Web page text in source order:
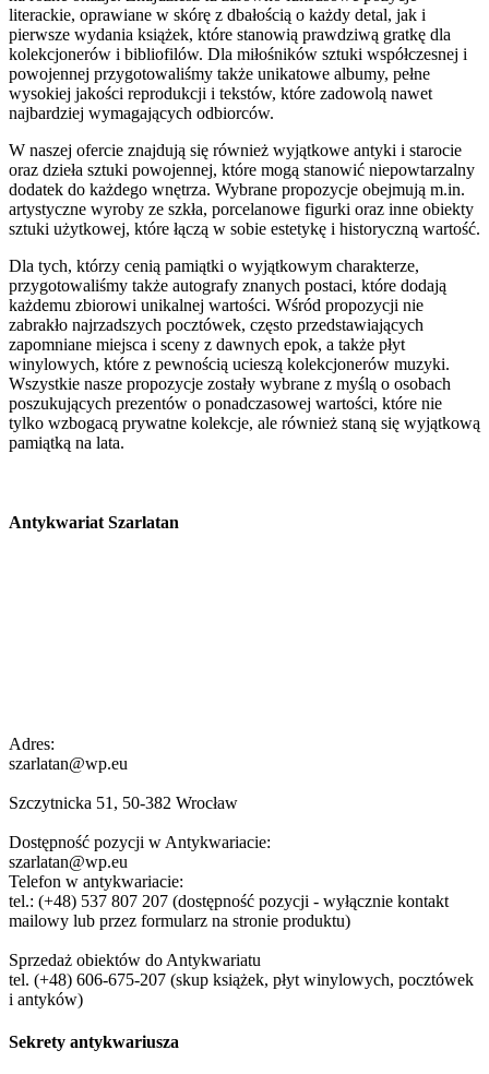
literackie, oprawiane w skórę z dbałością o każdy detal, jak i
pierwsze wydania książek, które stanowią prawdziwą gratkę dla
kolekcjonerów i bibliofilów. Dla miłośników sztuki współczesnej i
powojennej przygotowaliśmy także unikatowe albumy, pełne
wysokiej jakości reprodukcji i tekstów, które zadowolą nawet
najbardziej wymagających odbiorców.
W naszej ofercie znajdują się również wyjątkowe antyki i starocie
oraz dzieła sztuki powojennej, które mogą stanowić niepowtarzalny
dodatek do każdego wnętrza. Wybrane propozycje obejmują m.in.
artystyczne wyroby ze szkła, porcelanowe figurki oraz inne obiekty
sztuki użytkowej, które łączą w sobie estetykę i historyczną wartość.
Dla tych, którzy cenią pamiątki o wyjątkowym charakterze,
przygotowaliśmy także autografy znanych postaci, które dodają
każdemu zbiorowi unikalnej wartości. Wśród propozycji nie
zabrakło najrzadszych pocztówek, często przedstawiających
zapomniane miejsca i sceny z dawnych epok, a także płyt
winylowych, które z pewnością ucieszą kolekcjonerów muzyki.
Wszystkie nasze propozycje zostały wybrane z myślą o osobach
poszukujących prezentów o ponadczasowej wartości, które nie
tylko wzbogacą prywatne kolekcje, ale również staną się wyjątkową
pamiątką na lata.
Antykwariat Szarlatan
Adres:
szarlatan@wp.eu
Szczytnicka 51, 50-382 Wrocław
Dostępność pozycji w Antykwariacie:
szarlatan@wp.eu
Telefon w antykwariacie:
tel.: (+48) 537 807 207 (dostępność pozycji - wyłącznie kontakt
mailowy lub przez formularz na stronie produktu)
Sprzedaż obiektów do Antykwariatu
tel. (+48) 606-675-207 (skup książek, płyt winylowych, pocztówek
i antyków)
Sekrety antykwariusza